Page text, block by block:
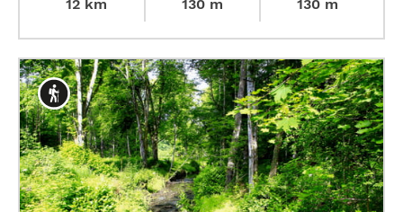
12 km
130 m
130 m